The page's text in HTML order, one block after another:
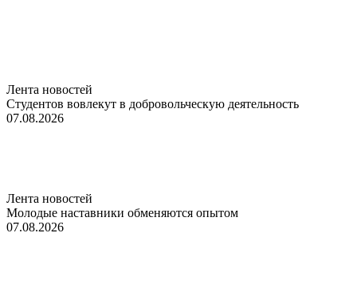
Лента новостей
Студентов вовлекут в добровольческую деятельность
07.08.2026
Лента новостей
Молодые наставники обменяются опытом
07.08.2026